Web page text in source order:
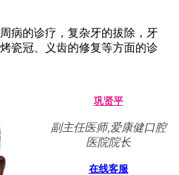
病的诊疗，复杂牙的拔除，牙
瓷冠、义齿的修复等方面的诊
巩贤平
副主任医师,爱康健口腔
医院院长
在线客服